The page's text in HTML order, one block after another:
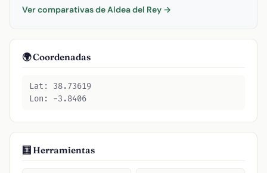
Ver comparativas de Aldea del Rey →
🌍 Coordenadas
Lat: 38.73619
Lon: -3.8406
🧮 Herramientas